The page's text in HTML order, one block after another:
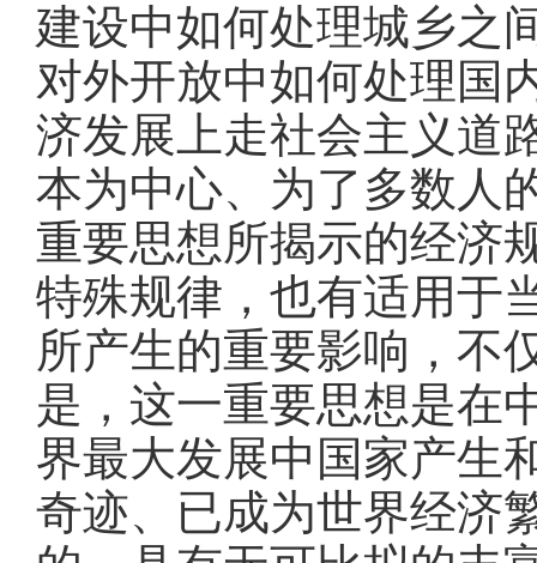
建设中如何处理城乡之
对外开放中如何处理国
济发展上走社会主义道
本为中心、为了多数人
重要思想所揭示的经济
特殊规律，也有适用于
所产生的重要影响，不
是，这一重要思想是在
界最大发展中国家产生
奇迹、已成为世界经济